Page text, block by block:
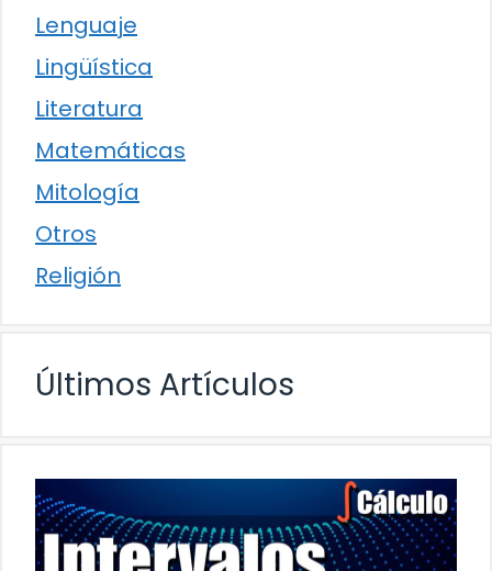
Lenguaje
Lingüística
Literatura
Matemáticas
Mitología
Otros
Religión
Últimos Artículos